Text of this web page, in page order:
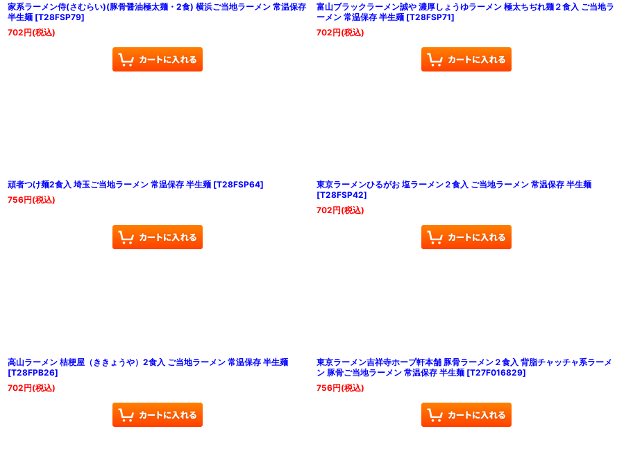
家系ラーメン侍(さむらい)(豚骨醤油極太麺・2食) 横浜ご当地ラーメン 常温保存
半生麺 [T28FSP79]
702円(税込)
富山ブラックラーメン誠や 濃厚しょうゆラーメン 極太ちぢれ麺２食入 ご当地ラ
ーメン 常温保存 半生麺 [T28FSP71]
702円(税込)
頑者つけ麺2食入 埼玉ご当地ラーメン 常温保存 半生麺 [T28FSP64]
756円(税込)
東京ラーメンひるがお 塩ラーメン２食入 ご当地ラーメン 常温保存 半生麺
[T28FSP42]
702円(税込)
高山ラーメン 桔梗屋（ききょうや）2食入 ご当地ラーメン 常温保存 半生麺
[T28FPB26]
702円(税込)
東京ラーメン吉祥寺ホープ軒本舗 豚骨ラーメン２食入 背脂チャッチャ系ラーメ
ン 豚骨ご当地ラーメン 常温保存 半生麺 [T27F016829]
756円(税込)